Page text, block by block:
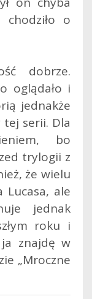
chodziło o
dobrze.
oglądało i
jednakże
tej serii. Dla
bo
trylogii z
że wielu
Lucasa, ale
jednak
roku i
ja znajdę w
„Mroczne